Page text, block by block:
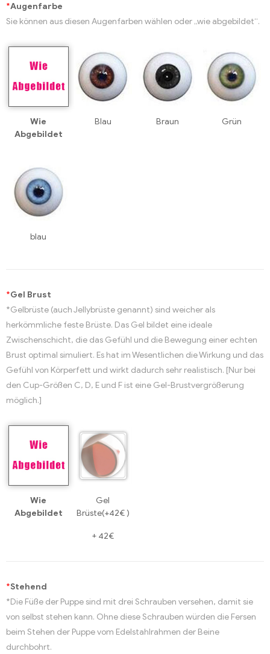
*Augenfarbe
Sie können aus diesen Augenfarben wählen oder „wie abgebildet“.
Wie
Abgebildet
Blau Braun Grün
blau
*Gel Brust
*Gelbrüste (auch Jellybrüste genannt) sind weicher als
herkömmliche feste Brüste. Das Gel bildet eine ideale
Zwischenschicht, die das Gefühl und die Bewegung einer echten
Brust optimal simuliert. Es hat im Wesentlichen die Wirkung und das
Gefühl von Körperfett und wirkt dadurch sehr realistisch. [Nur bei
den Cup-Größen C, D, E und F ist eine Gel-Brustvergrößerung
möglich.]
Wie
Abgebildet
Gel
Brüste(+42€ )
+ 42€
*Stehend
*Die Füße der Puppe sind mit drei Schrauben versehen, damit sie
von selbst stehen kann. Ohne diese Schrauben würden die Fersen
beim Stehen der Puppe vom Edelstahlrahmen der Beine
durchbohrt.